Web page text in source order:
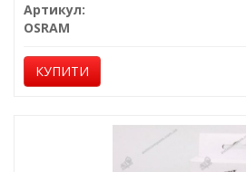
Артикул:
OSRAM
КУПИТИ